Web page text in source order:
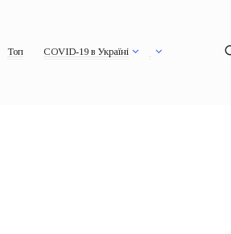
Топ COVID-19 в Україні